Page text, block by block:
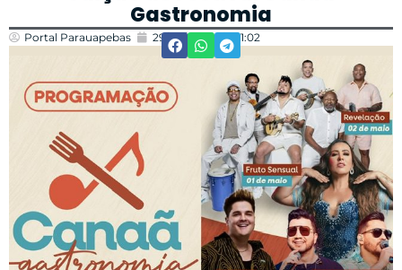
Gastronomia
Portal Parauapebas 29/04/2025 21:02